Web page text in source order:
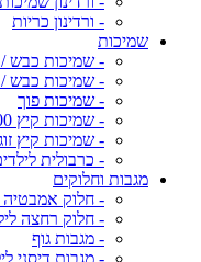
- ורדינון כריות
שמיכות
- שמיכות כבש / פלנל
- שמיכות כבש / פלנל
- שמיכות פוך
- שמיכות קיץ 150/200
- שמיכות קיץ זוגי 200/
- כרבולית
מגבות וחלוקים
- חלוק אמבטיה
- חלוק רחצה
- מגבות גוף
- מגבות דיסני